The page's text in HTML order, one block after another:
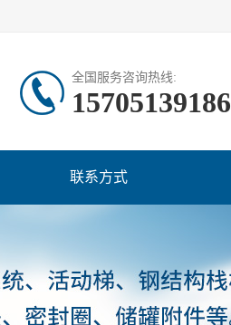
全国服务咨询热线:
15705139186
联系方式